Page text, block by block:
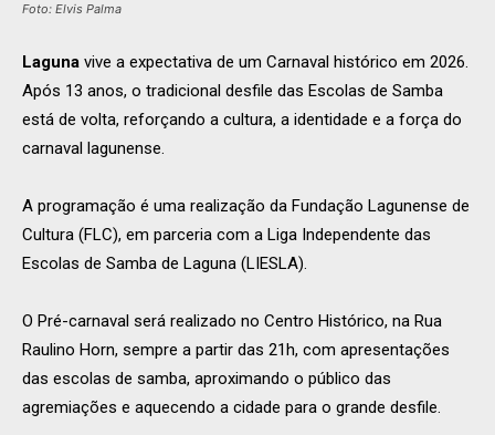
Foto: Elvis Palma
Laguna vive a expectativa de um Carnaval histórico em 2026.
Após 13 anos, o tradicional desfile das Escolas de Samba
está de volta, reforçando a cultura, a identidade e a força do
carnaval lagunense.
A programação é uma realização da Fundação Lagunense de
Cultura (FLC), em parceria com a Liga Independente das
Escolas de Samba de Laguna (LIESLA).
O Pré-carnaval será realizado no Centro Histórico, na Rua
Raulino Horn, sempre a partir das 21h, com apresentações
das escolas de samba, aproximando o público das
agremiações e aquecendo a cidade para o grande desfile.